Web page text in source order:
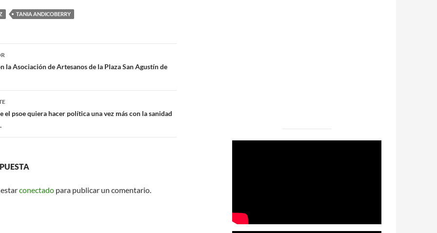
at
s
A
p
p
ail
TANIA ANDICOBERRY
la Asociación de Artesanos de la Plaza San Agustín de
el psoe quiera hacer política una vez más con la sanidad
conectado para publicar un comentario.